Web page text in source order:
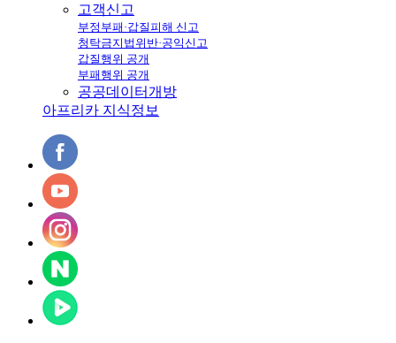
고객신고
부정부패·갑질피해 신고
청탁금지법위반·공익신고
갑질행위 공개
부패행위 공개
공공데이터개방
아프리카 지식정보